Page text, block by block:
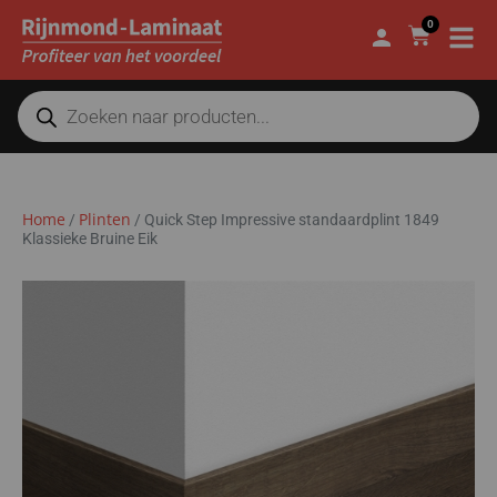
0
Home / Plinten / Quick Step Impressive standaardplint 1849
Klassieke Bruine Eik